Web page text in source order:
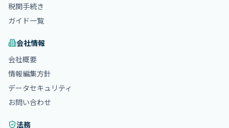
税関手続き
ガイド一覧
会社情報
会社概要
情報編集方針
データセキュリティ
お問い合わせ
法務